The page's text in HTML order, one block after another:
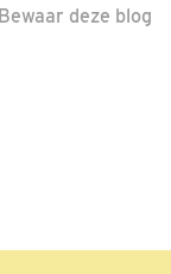
Bewaar deze blog